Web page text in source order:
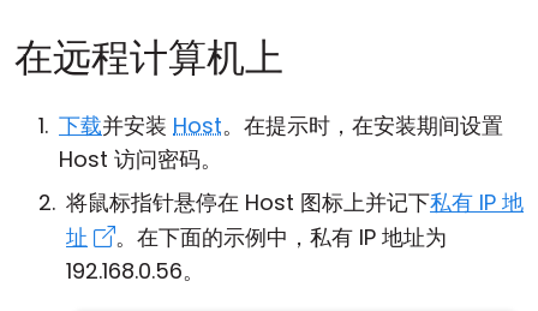
在远程计算机上
下载并安装 Host。在提示时，在安装期间设置
Host 访问密码。
将鼠标指针悬停在 Host 图标上并记下私有 IP 地
址
。在下面的示例中，私有 IP 地址为
192.168.0.56。